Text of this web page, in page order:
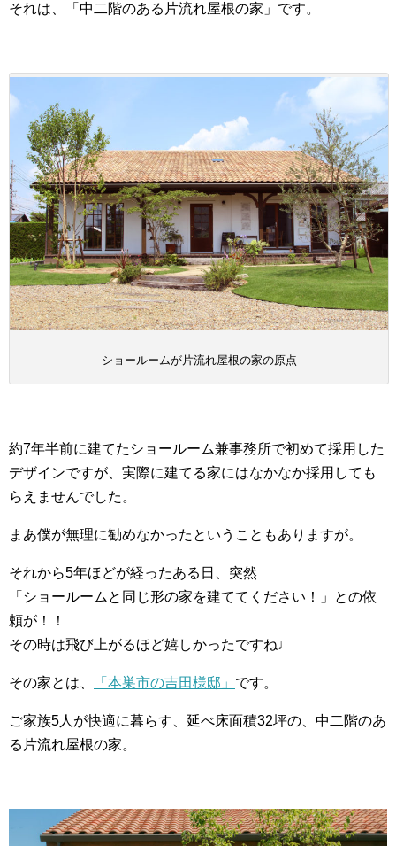
それは、「中二階のある片流れ屋根の家」です。
ショールームが片流れ屋根の家の原点
約7年半前に建てたショールーム兼事務所で初めて採用した
デザインですが、実際に建てる家にはなかなか採用しても
らえませんでした。
まあ僕が無理に勧めなかったということもありますが。
それから5年ほどが経ったある日、突然
「ショールームと同じ形の家を建ててください！」との依
頼が！！
その時は飛び上がるほど嬉しかったですね♩
その家とは、 「本巣市の吉田様邸」 です。
ご家族5人が快適に暮らす、延べ床面積32坪の、中二階のあ
る片流れ屋根の家。